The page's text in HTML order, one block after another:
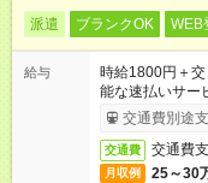
派遣 ブランクOK WEB
給与
時給1800円＋
能な速払いサー
交通費別途
交通費 交通費
月収例 25～30